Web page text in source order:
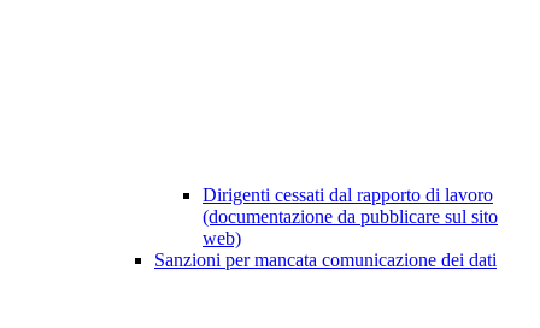
Dirigenti cessati dal rapporto di lavoro
(documentazione da pubblicare sul sito
web)
Sanzioni per mancata comunicazione dei dati